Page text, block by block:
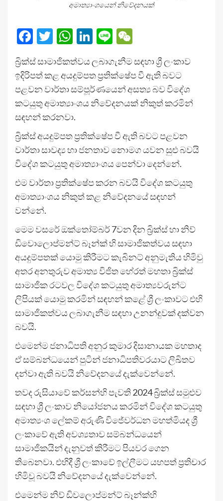
අමාත්‍යාංශයෙන් නිවේදනයක්
Facebook
Twitter
WhatsApp
LinkedIn
Line
බ්‍රික්ස් සාමාජිකත්වය ලබාගැනීම සඳහා ශ්‍රී ලංකාව
ඉදිරිපත් කළ අයදුම්පත ප්‍රතික්ෂේප වී ඇති බවට
පළවන වාර්තා සම්පූර්ණයෙන් අසත්‍ය බව විදේශ
කටයුතු අමාත්‍යාංශය නිවේදනයක් නිකුත් කරමින්
සඳහන් කරනවා.
බ්‍රික්ස් අයදුම්පත ප්‍රතික්ෂේප වී ඇති බවට පළවන
වාර්තා සාවද්‍ය හා ජනතාව නොමග යවන සුළු බවයි
විදේශ කටයුතු අමාත්‍යාංශය පෙන්වා දෙන්නේ.
එම වාර්තා ප්‍රතික්ෂේප කරන බවයි විදේශ කටයුතු
අමාත්‍යාංශය නිකුත් කළ නිවේදනයේ සඳහන්
වන්නේ.
මෙම වසරේ ඔක්තෝම්බර් 7වන දින බ්‍රික්ස් හා නිව්
ඩිවොලොප්මන්ට් බෑන්ක් හි සාමාජිකත්වය සඳහා
අයදුම්පතක් යොමු කිරීමට කැබිනට් අනුමැතිය හිමිවු
අතර අනතුරුව අමාත්‍ය විජිත හේරත් මහතා බ්‍රික්ස්
සාමාජික රටවල විදේශ කටයුතු අමාත්‍යවරුන්ට
ලිපියක් යොමු කරමින් සඳහන් කළේ ශ්‍රී ලංකාවට එහි
සාමාජිකත්වය ලබාගැනීම සඳහා උනන්දුවක් දක්වන
බවයි.
එමෙන්ම ජනාධිපති අනුර කුමාර දිසානායක මහතාද
ඒ සම්බන්ධයෙන් පුටින් ජනාධිපතිවරයාට ලිඛිතව
දන්වා ඇති බවයි නිවේදනයේ දැක්වෙන්නේ.
තවද රුසියාවේ කර්සන්හි පැවති 2024 බ්‍රික්ස් සමුළුව
සඳහා ශ්‍රී ලංකාව නියෝජනය කරමින් විදේශ කටයුතු
අමාත්‍යංශ ලේකම් අරුණි විජේවර්ධන මහත්මියද ශ්‍රී
ලංකාවේ ඇති අවශ්‍යතාව සම්බන්ධයෙන්
සාමාජිකයින් දැනුවත් කිරීමට පියවර ගෙන
තිබෙනවා. එහිදී ශ්‍රී ලංකාවේ ඉල්ලීමට යහපත් ප්‍රතිචාර
හිමිවූ බවයි නිවේදනයේ දැක්වෙන්නේ.
එමෙන්ම නිව් ඩිවලොප්මන්ට් බෑන්ක්හි